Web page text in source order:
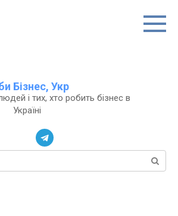
Бізнес, Укр
і тих, хто робить бізнес в
Україні